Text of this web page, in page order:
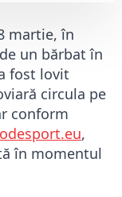
martie, în
un bărbat în
fost lovit
circula pe
conform
,
în momentul